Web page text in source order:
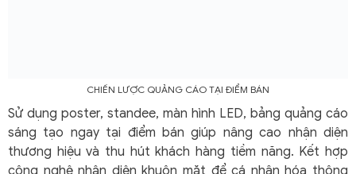
CHIẾN LƯỢC QUẢNG CÁO TẠI ĐIỂM BÁN
Sử dụng poster, standee, màn hình LED, bảng quảng cáo
sáng tạo ngay tại điểm bán giúp nâng cao nhận diện
thương hiệu và thu hút khách hàng tiềm năng. Kết hợp
công nghệ nhận diện khuôn mặt để cá nhân hóa thông